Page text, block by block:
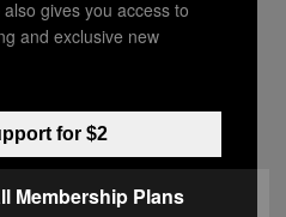
στην Αιθιοπία
gives you access to
and exclusive new
for $2
Membership Plans